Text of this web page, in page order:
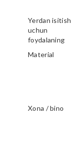
Yerdan isitish
uchun
foydalaning
Material
Xona / bino